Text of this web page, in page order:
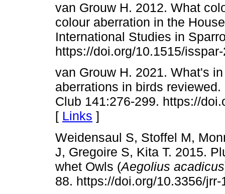
van Grouw H. 2012. What
colour aberration in the
International Studies in
https://doi.org/10.1515/
van Grouw H. 2021. What's
aberrations in birds
Club 141:276-299. https://
[ Links ]
Weidensaul S, Stoffel M,
J, Gregoire S, Kita T. 2015.
whet Owls (Aegolius acadicus
88. https://doi.org/10.3356/